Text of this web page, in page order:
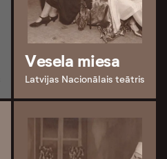
Vesela miesa
Latvijas Nacionālais teātris